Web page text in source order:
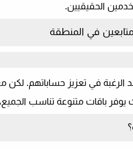
الحقيقيين.
متابعين في المنطقة
عند الرغبة في تعزيز حساباتهم. لكن
يوفر باقات متنوعة تناسب